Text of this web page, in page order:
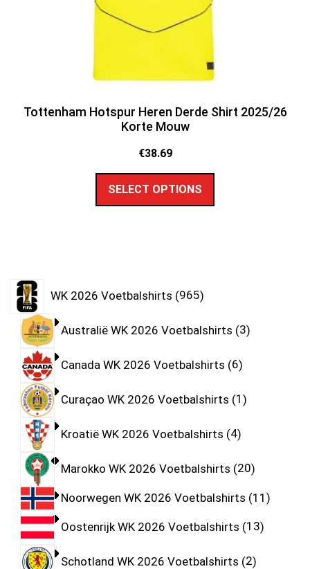
Tottenham Hotspur Heren Derde Shirt 2025/26
Korte Mouw
€38.69
SELECT OPTIONS
WK 2026 Voetbalshirts 965
Australië WK 2026 Voetbalshirts 3
Canada WK 2026 Voetbalshirts 6
Curaçao WK 2026 Voetbalshirts 1
Kroatië WK 2026 Voetbalshirts 4
Marokko WK 2026 Voetbalshirts 20
Noorwegen WK 2026 Voetbalshirts 11
Oostenrijk WK 2026 Voetbalshirts 13
Schotland WK 2026 Voetbalshirts 2